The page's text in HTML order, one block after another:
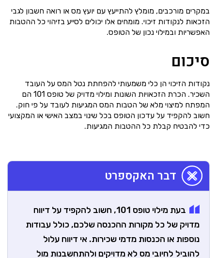
במקרים מורכבים, מומלץ להתייעץ עם יועץ מס או רואה חשבון לגבי
הזכאות לנקודות זיכוי. מומחים אלו יכולים לסייע בזיהוי כל ההטבות
האפשריות ובמילוי נכון של הטופס.
סיכום
נקודות הזיכוי הן כלי משמעותי להפחתת נטל המס על העובד
השכיר. הכרת הזכאויות השונות ומילוי מדויק של טופס 101 הם
המפתח למיצוי מלא של הטבות המס המגיעות לעובד על פי חוק.
חשוב להקפיד על עדכון הטופס בכל שינוי במצב האישי או המקצועי
כדי להבטיח קבלת כל ההטבות המגיעות.
דבר האקספרט
בעת מילוי טופס 101, חשוב להקפיד על דיווח
מדויק של כל מקורות ההכנסה שלכם, כולל עבודות
נוספות או הכנסות מדמי שכירות. אי דיווח עלול
להוביל לחיובי מס לא מדויקים ולהתחשבנות מול